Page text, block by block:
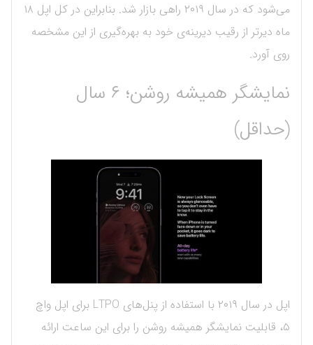
می‌شود که در سال ۲۰۱۹ راهی بازار شد. بنابراین در کل اپل ۱۸
ماه دیرتر از رقیب دیرینه‌ی خود به بهره‌گیری از این مشخصه
روی آورد.
نمایشگر همیشه روشن؛ ۶ سال
(حداقل)
اپل در سال ۲۰۱۹ با استفاده از پنل‌های LTPO برای اپل واچ
۵، قابلیت نمایشگر همیشه روشن را برای این ساعت ارائه